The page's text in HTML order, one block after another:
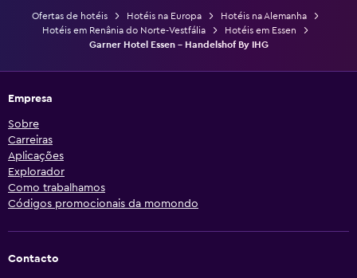
Ofertas de hotéis Hotéis na Europa
Hotéis na Alemanha
Hotéis em Renânia do Norte-Vestfália
Hotéis em Essen
Garner Hotel Essen - Handelshof By IHG
Empresa
Sobre
Carreiras
Aplicações
Explorador
Como trabalhamos
Códigos promocionais da momondo
Contacto